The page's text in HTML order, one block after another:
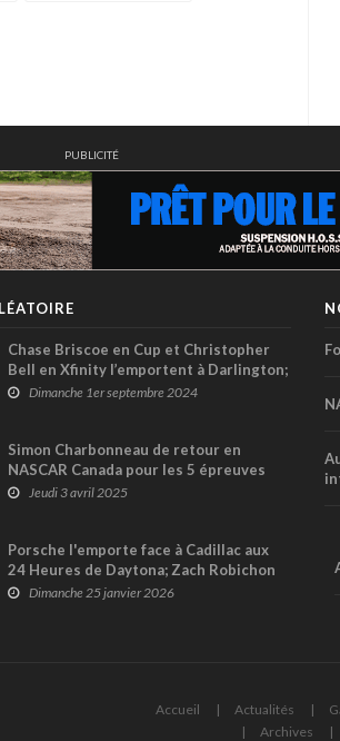
PUBLICITÉ
Chase Briscoe en Cup et Christopher
Bell en Xfinity l’emportent à Darlington;
Tyler Reddick champion de la saison
Dimanche 1er septembre 2024
Simon Charbonneau de retour en
NASCAR Canada pour les 5 épreuves
sur circuit routier
Jeudi 3 avril 2025
Porsche l'emporte face à Cadillac aux
24 Heures de Daytona; Zach Robichon
sur le podium en classe GTD
Dimanche 25 janvier 2026
Accueil Actualités
Archives